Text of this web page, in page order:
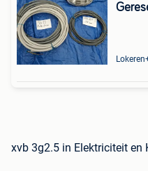
xvb 3g2.5 in Elektriciteit en